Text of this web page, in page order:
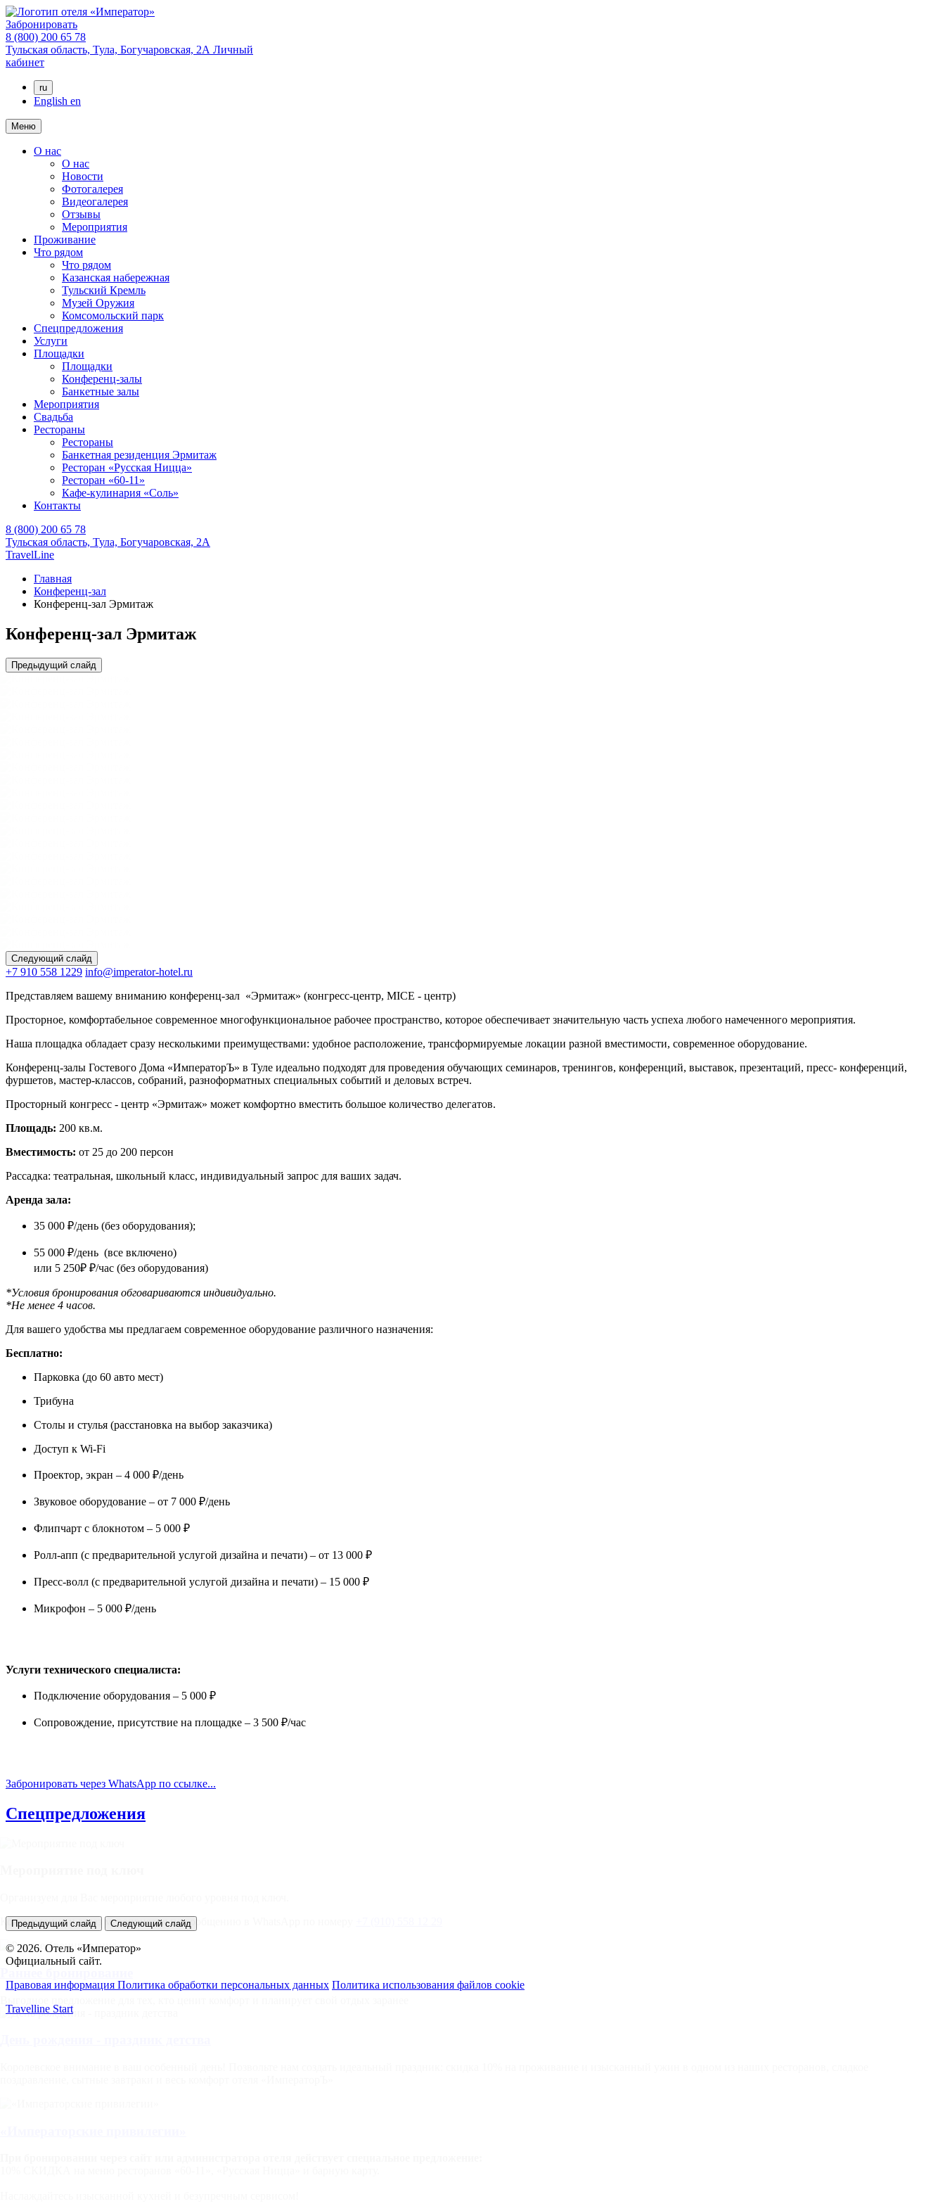
Забронировать
8 (800) 200 65 78
Тульская область, Тула, Богучаровская, 2А Личный
кабинет
ru
English en
Меню
О нас
О нас
Новости
Фотогалерея
Видеогалерея
Отзывы
Мероприятия
Проживание
Что рядом
Что рядом
Казанская набережная
Тульский Кремль
Музей Оружия
Комсомольский парк
Спецпредложения
Услуги
Площадки
Площадки
Конференц-залы
Банкетные залы
Мероприятия
Свадьба
Рестораны
Рестораны
Банкетная резиденция Эрмитаж
Ресторан «Русская Ницца»
Ресторан «60-11»
Кафе-кулинария «Соль»
Контакты
8 (800) 200 65 78
Тульская область, Тула, Богучаровская, 2А
TravelLine
Главная
Конференц-зал
Конференц-зал Эрмитаж
Конференц-зал Эрмитаж
Предыдущий слайд
Следующий слайд
+7 910 558 1229 info@imperator-hotel.ru
Представляем вашему вниманию конференц-зал «Эрмитаж» (конгресс-центр, MICE - центр)
Просторное, комфортабельное современное многофункциональное рабочее пространство, которое обеспечивает значительную часть успеха любого намеченного мероприятия.
Наша площадка обладает сразу несколькими преимуществами: удобное расположение, трансформируемые локации разной вместимости, современное оборудование.
Конференц-залы Гостевого Дома «ИмператорЪ» в Туле идеально подходят для проведения обучающих семинаров, тренингов, конференций, выставок, презентаций, пресс- конференций,
фуршетов, мастер-классов, собраний, разноформатных специальных событий и деловых встреч.
Просторный конгресс - центр «Эрмитаж» может комфортно вместить большое количество делегатов.
Площадь: 200 кв.м.
Вместимость: от 25 до 200 персон
Рассадка: театральная, школьный класс, индивидуальный запрос для ваших задач.
Аренда зала:
35 000 ₽/день (без оборудования);
55 000 ₽/день (все включено)
или 5 250₽ ₽/час (без оборудования)
*Условия бронирования обговар­иваются индивидуальн­о.
*Не менее 4 часов.
Для вашего удобства мы предлагаем современное оборудование различного назначения:
Бесплатно:
Парковка (до 60 авто мест)
Трибуна
Столы и стулья (расстановка на выбор заказчика)
Доступ к Wi-Fi
Проектор, экран – 4 000 ₽/день
Звуковое оборудование – от 7 000 ₽/день
Флипчарт с блокнотом – 5 000 ₽
Ролл-апп (с предварительной услугой дизайна и печати) – от 13 000 ₽
Пресс-волл (с предварительной услугой дизайна и печати) – 15 000 ₽
Микрофон – 5 000 ₽/день
Услуги технического специалиста:
Подключение оборудования – 5 000 ₽
Сопровождение, присутствие на площадке – 3 500 ₽/час
Забронировать через WhatsApp по ссылке...
Спецпредложения
Консультация и заказ мероприятия по сообщению в WhatsApp по номеру
Предыдущий слайд Следующий слайд
© 2026. Отель «Император»
Официальный сайт.
Правовая информация Политика обработки персональных данных Политика использования файлов cookie
Travelline Start